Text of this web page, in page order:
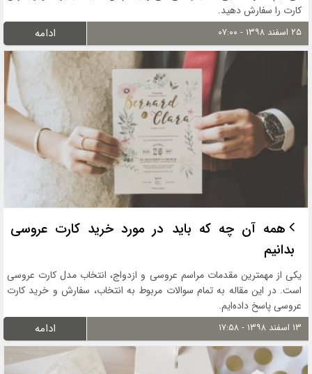
کارت را سفارش دهید.
۲۵ اسفند ۱۳۹۸ - ۰۷:۰۰ ادامه
همه آن چه که باید در مورد خرید کارت عروسی
بدانیم
یکی از مهمترین مقدمات مراسم عروسی و ازدواج، انتخاب مدل کارت عروسی
است. در این مقاله به تمام سوالات مربوط به انتخاب، سفارش و خرید کارت
عروسی پاسخ داده‌ایم.
۱۳ اسفند ۱۳۹۸ - ۱۷:۵۸ ادامه